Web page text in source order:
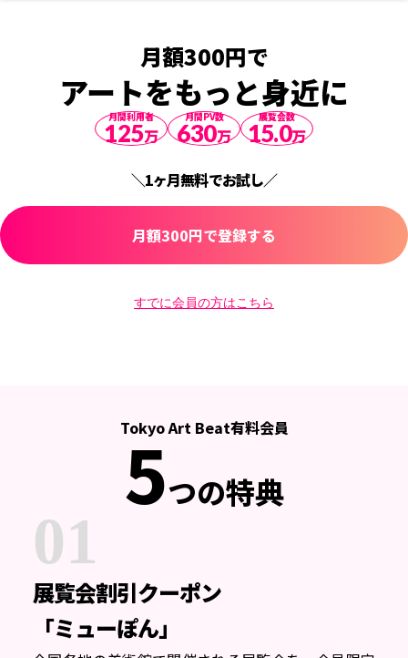
月額300円で
アートをもっと身近に
月間利用者
125万
月間PV数
630万
展覧会数
15.0万
＼1ヶ月無料でお試し／
月額300円で登録する
すでに会員の方はこちら
Tokyo Art Beat有料会員
5つの特典
01
展覧会割引クーポン
「ミューぽん」